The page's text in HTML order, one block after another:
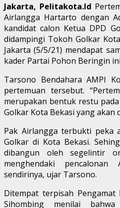
Jakarta, Pelitakota.Id
Airlangga Hartarto dengan
kandidat calon Ketua DPD
didampingi Tokoh Golkar
Jakarta (5/5/21) mendapat
kader Partai Pohon Beringin
Tarsono Bendahara AMPI
pertemuan tersebut.
merupakan bentuk restu
Golkar Kota Bekasi yang akan
Pak Airlangga terbukti peka
Golkar di Kota Bekasi.
dibangun oleh segelintir
menghendaki
sendirinya, ujar Tarsono.
Ditempat terpisah Pengamat
Sihombing menilai